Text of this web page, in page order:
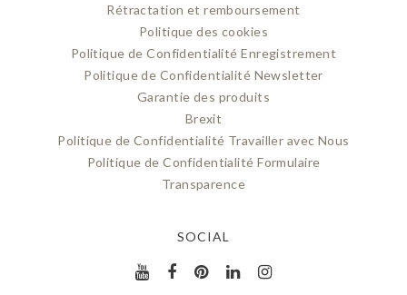
Rétractation et remboursement
Politique des cookies
Politique de Confidentialité Enregistrement
Politique de Confidentialité Newsletter
Garantie des produits
Brexit
Politique de Confidentialité Travailler avec Nous
Politique de Confidentialité Formulaire
Transparence
SOCIAL